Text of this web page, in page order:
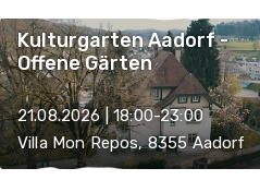
Kulturgarten Aadorf -
Offene Gärten
21.08.2026 | 18:00-23:00
Villa Mon Repos, 8355 Aadorf